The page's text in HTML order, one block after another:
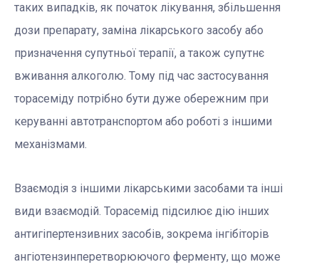
таких випадків, як початок лікування, збільшення
дози препарату, заміна лікарського засобу або
призначення супутньої терапії, а також супутнє
вживання алкоголю. Тому під час застосування
торасеміду потрібно бути дуже обережним при
керуванні автотранспортом або роботі з іншими
механізмами.
Взаємодія з іншими лікарськими засобами та інші
види взаємодій. Торасемід підсилює дію інших
антигіпертензивних засобів, зокрема інгібіторів
ангіотензинперетворюючого ферменту, що може